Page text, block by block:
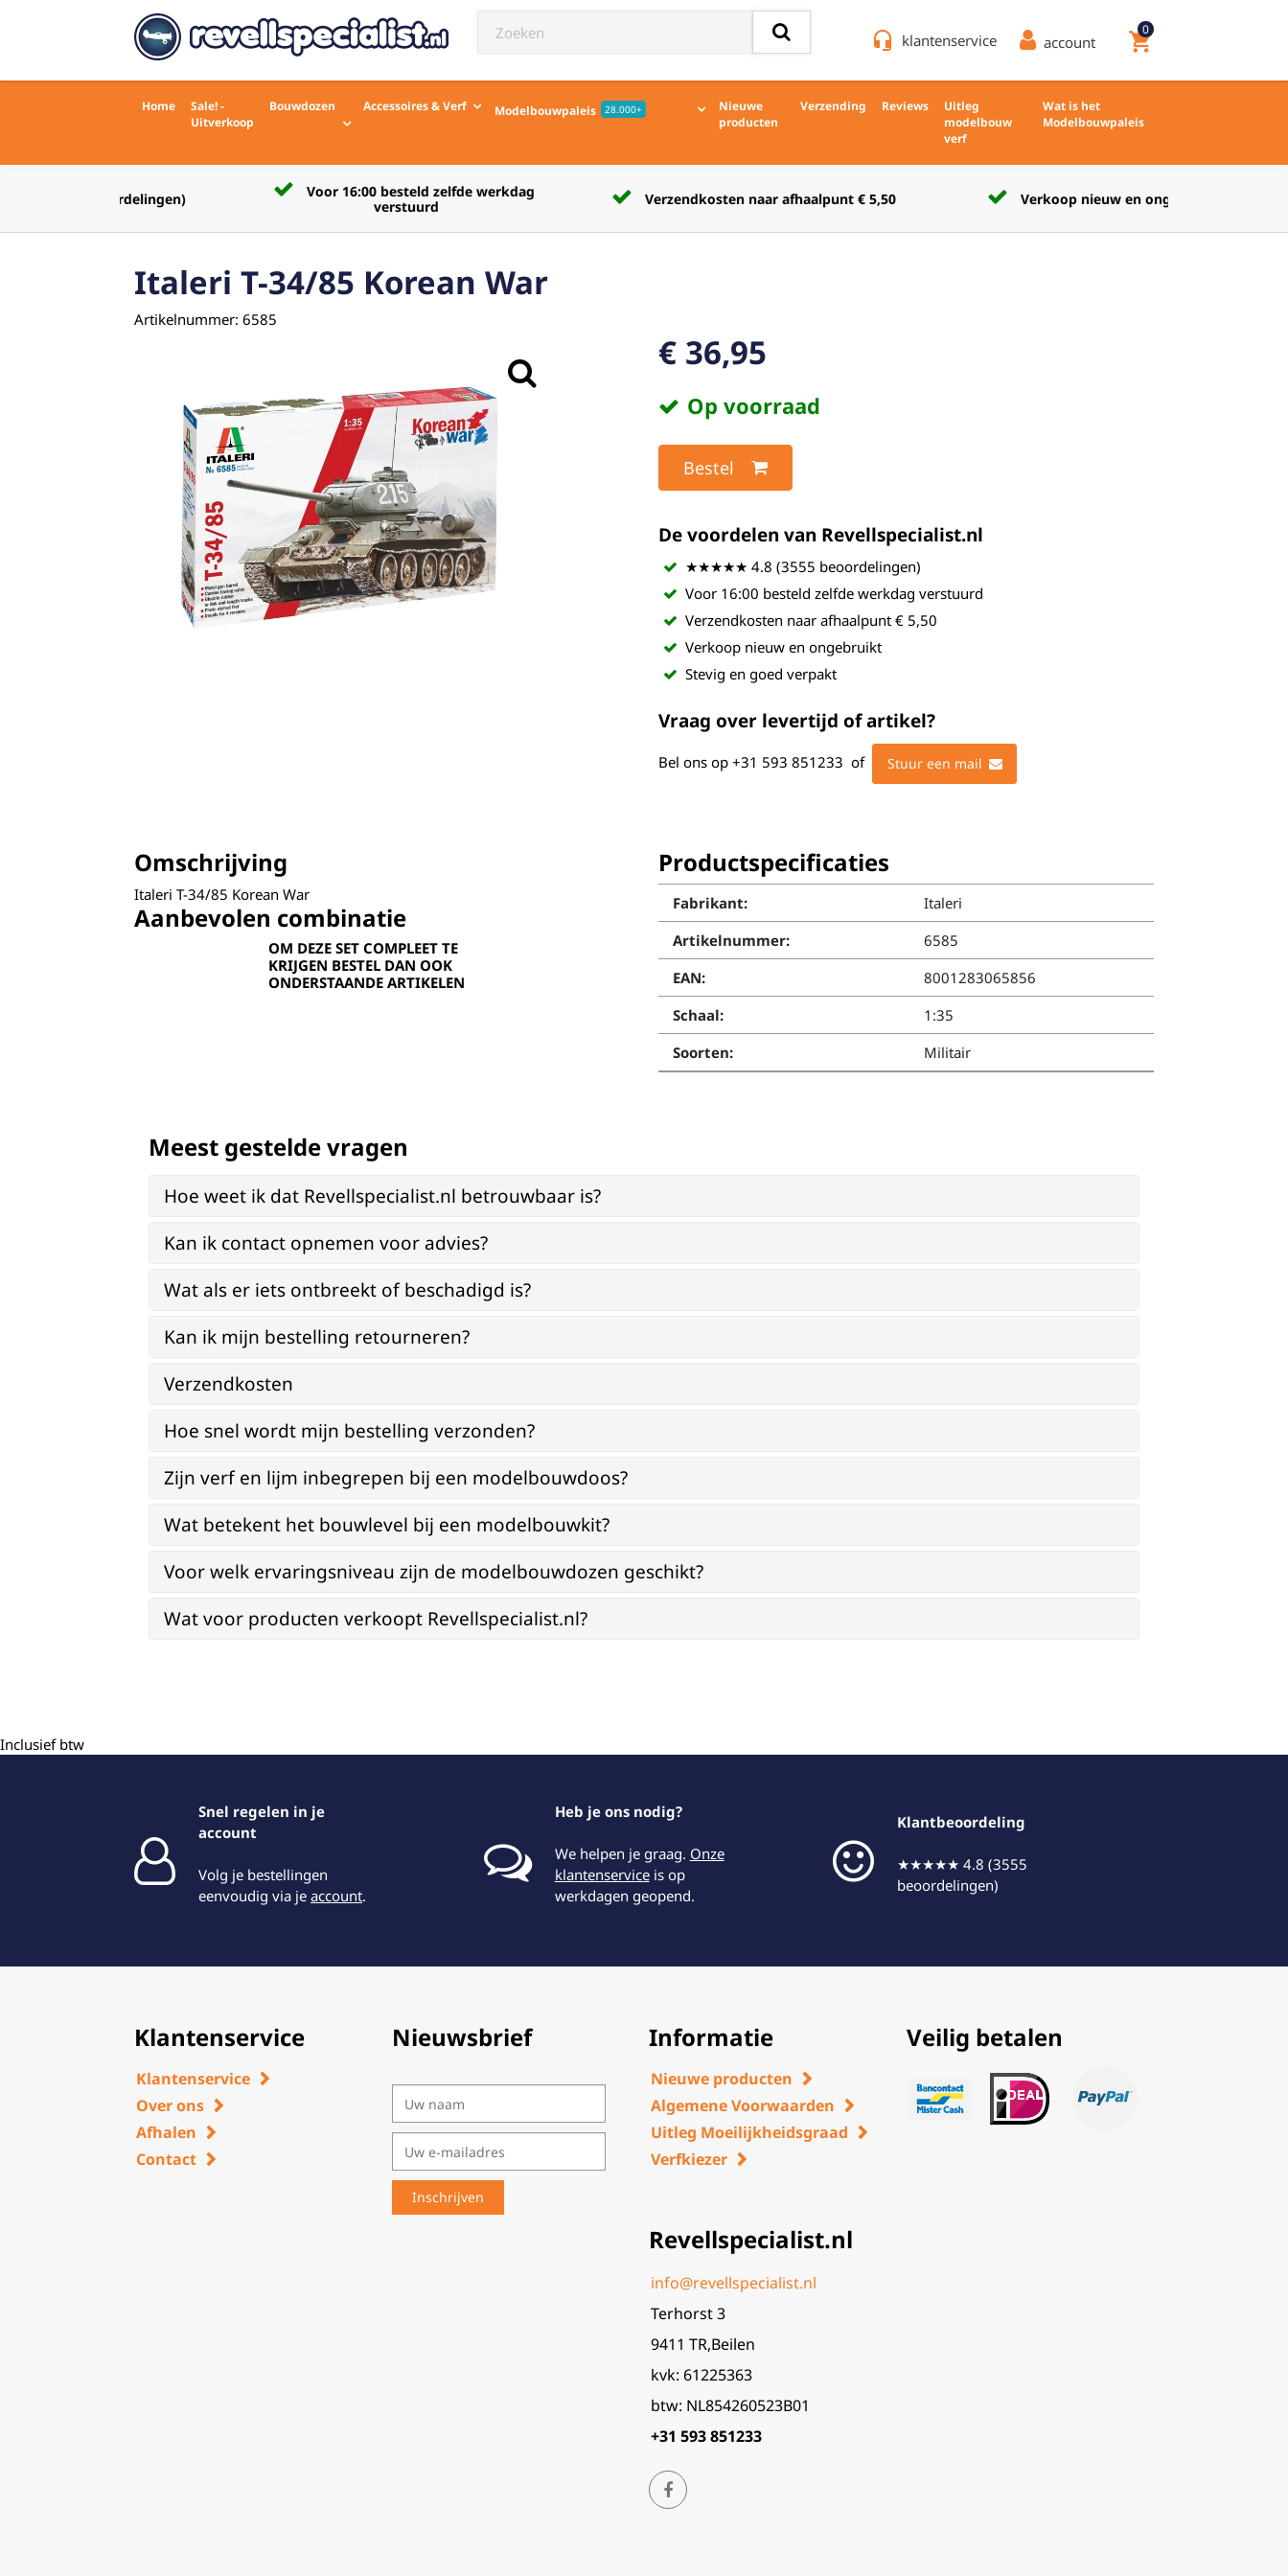
headset_mic klantenservice account shopping_cart
0
Home
Sale! -
Uitverkoop
Bouwdozen Accessoires & Verf Modelbouwpaleis 28.000+
Nieuwe
producten
Verzending Reviews
Uitleg
modelbouw
verf
Wat is het
Modelbouwpaleis
Voor 16:00 besteld zelfde werkdag
Verzendkosten naar afhaalpunt € 5,50 Verkoop nieuw en ongebruikt
Italeri T-34/85 Korean War
Artikelnummer: 6585
€ 36,95
Op voorraad
Bestel
De voordelen van Revellspecialist.nl
★★★★★ 4.8 (3555 beoordelingen)
Voor 16:00 besteld zelfde werkdag verstuurd
Verzendkosten naar afhaalpunt € 5,50
Verkoop nieuw en ongebruikt
Stevig en goed verpakt
Vraag over levertijd of artikel?
Bel ons op +31 593 851233 of Stuur een mail
Omschrijving
Italeri T-34/85 Korean War
Aanbevolen combinatie
OM DEZE SET COMPLEET TE
KRIJGEN BESTEL DAN OOK
ONDERSTAANDE ARTIKELEN
Productspecificaties
Fabrikant:
Italeri
Artikelnummer:
6585
EAN:
8001283065856
Schaal:
1:35
Soorten:
Militair
Meest gestelde vragen
Hoe weet ik dat Revellspecialist.nl betrouwbaar is?
Kan ik contact opnemen voor advies?
Wat als er iets ontbreekt of beschadigd is?
Kan ik mijn bestelling retourneren?
Verzendkosten
Hoe snel wordt mijn bestelling verzonden?
Zijn verf en lijm inbegrepen bij een modelbouwdoos?
Wat betekent het bouwlevel bij een modelbouwkit?
Voor welk ervaringsniveau zijn de modelbouwdozen geschikt?
Wat voor producten verkoopt Revellspecialist.nl?
Inclusief btw
Snel regelen in je
account
Volg je bestellingen
eenvoudig via je account.
Heb je ons nodig?
We helpen je graag. Onze
klantenserviceis op
werkdagen geopend.
Klantbeoordeling
★★★★★ 4.8 (3555
beoordelingen)
Klantenservice
Klantenservice
Over ons
Afhalen
Contact
Nieuwsbrief Informatie
Nieuwe producten
Algemene Voorwaarden
Uitleg Moeilijkheidsgraad
Verfkiezer
Revellspecialist.nl
info@revellspecialist.nl
Terhorst 3
9411 TR,Beilen
kvk: 61225363
btw: NL854260523B01
+31 593 851233
Veilig betalen